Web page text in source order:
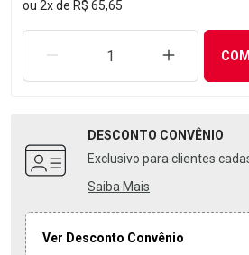
ou 2xde R$ 65,65
REMOVER UMA UNIDADEAUMENTAR
DESCONTO CONVÊNIO
Exclusivo para clientes
Saiba Mais
Ver Desconto Convênio